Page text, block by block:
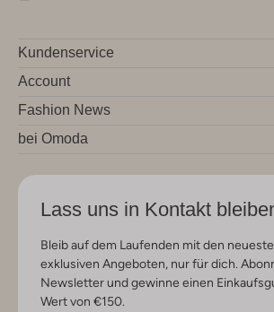
Kundenservice
Account
Fashion News
bei Omoda
Lass uns in Kontakt
Bleib auf dem Laufenden mit den
exklusiven Angeboten, nur für dich.
Newsletter und gewinne einen
Wert von €150.